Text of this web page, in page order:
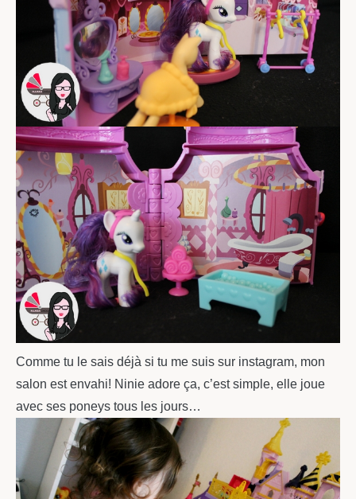
Comme tu le sais déjà si tu me suis sur instagram, mon
salon est envahi! Ninie adore ça, c’est simple, elle joue
avec ses poneys tous les jours…